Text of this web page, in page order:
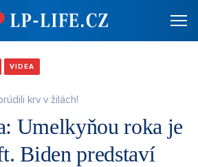
VIDEA
krv v žilách!
Umelkyňou roka je
Biden predstaví